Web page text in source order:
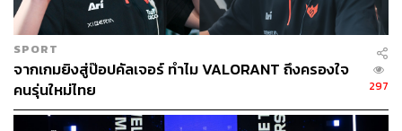
SPORT
จากเกมยิงสู่ป๊อปคัลเจอร์ ทำไม VALORANT ถึงครองใจ
คนรุ่นใหม่ไทย
297